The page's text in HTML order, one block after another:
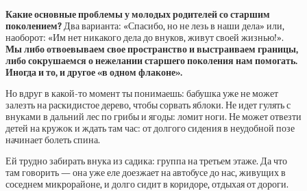
Какие основные проблемы у молодых родителей со старшим
поколением?Два варианта: «Спасибо, но не лезь в наши дела» или,
наоборот: «Им нет никакого дела до внуков, живут своей жизнью!».
Мы либо отвоевываем свое пространство и выстраиваем границы,
либо сокрушаемся о нежелании старшего поколения нам помогать.
Иногда и то, и другое «в одном флаконе».
Но вдруг в какой-то момент ты понимаешь: бабушка уже не может
залезть на раскидистое дерево, чтобы сорвать яблоки. Не идет гулять с
внуками в дальний лес по грибы и ягоды: ломит ноги. Не может отвезти
детей на кружок и ждать там час: от долгого сидения в неудобной позе
начинает болеть спина.
Ей трудно забирать внука из садика: группа на третьем этаже. Да что
там говорить — она уже еле доезжает на автобусе до нас, живущих в
соседнем микрорайоне, и долго сидит в коридоре, отдыхая от дороги.